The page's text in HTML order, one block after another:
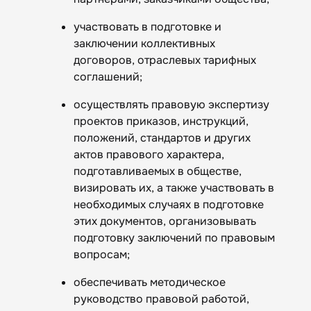
участвовать в подготовке и
заключении коллективных
договоров, отраслевых тарифных
соглашений;
осуществлять правовую экспертизу
проектов приказов, инструкций,
положений, стандартов и других
актов правового характера,
подготавливаемых в обществе,
визировать их, а также участвовать в
необходимых случаях в подготовке
этих документов, организовывать
подготовку заключений по правовым
вопросам;
обеспечивать методическое
руководство правовой работой,